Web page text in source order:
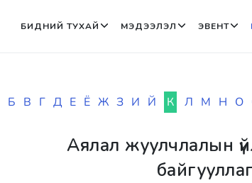
БИДНИЙ ТУХАЙ МЭДЭЭЛЭЛ ЭВЕНТ
Б В Г Д Е Ё Ж З И Й К Л М Н О
Аялал жуулчлалын